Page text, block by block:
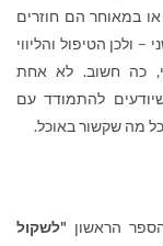
במאוחר הם חוזרים
ולכן הטיפול והליווי
כה חשוב. לא אחת
להתמודד עם
מה שקשור באוכל.
הראשון "לשקול